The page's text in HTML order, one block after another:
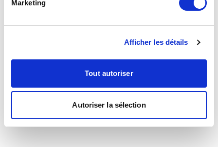
Marketing
Afficher les détails
Tout autoriser
Autoriser la sélection